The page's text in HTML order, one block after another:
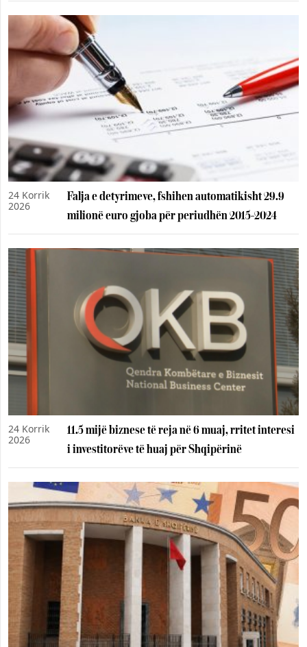
24 Korrik
2026
Falja e detyrimeve, fshihen automatikisht 29.9
milionë euro gjoba për periudhën 2015-2024
24 Korrik
2026
11.5 mijë biznese të reja në 6 muaj, rritet interesi
i investitorëve të huaj për Shqipërinë